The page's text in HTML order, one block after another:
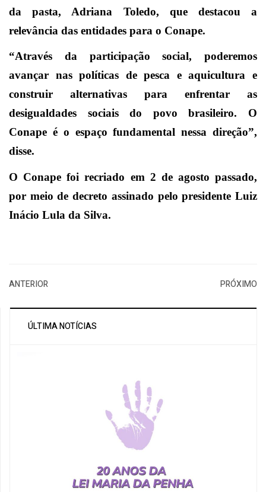
da pasta, Adriana Toledo, que destacou a
relevância das entidades para o Conape.
“Através da participação social, poderemos
avançar nas políticas de pesca e aquicultura e
construir alternativas para enfrentar as
desigualdades sociais do povo brasileiro. O
Conape é o espaço fundamental nessa direção”,
disse.
O Conape foi recriado em 2 de agosto passado,
por meio de decreto assinado pelo presidente Luiz
Inácio Lula da Silva.
ANTERIOR PRÓXIMO
ÚLTIMA NOTÍCIAS